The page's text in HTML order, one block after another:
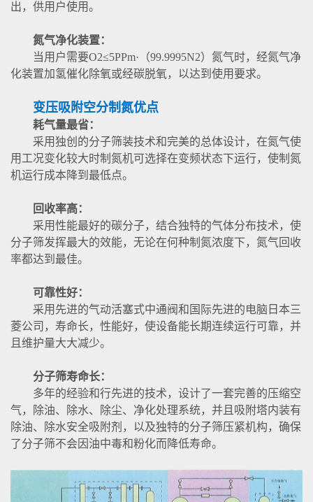
出，供用户使用。
氮气净化装置：
当用户需要O2≤5PPm·（99.9995N2）氮气时，经氮气净
化装置加氢催化除氧或经碳脱氧，以达到使用要求。
变压吸附空分制氮优点
耗气量最省：
采用独创的分子筛装技术和完美的总体设计，在氮气使
用工况变化较大时制氮机可选择在变频状态下运行，使制氮
机运行成本降到最低点。
回收率高：
采用性能最好的碳分子，结合独特的气体分布技术，使
分子筛发挥最大的效能，无论在何种制氮浓度下，氮气回收
率都达到最佳。
可靠性好：
采用先进的气动活塞式中通阀和国际先进的电脑日本三
菱公司，寿命长，性能好，使设备能长期连续运行可靠，并
且维护量大大减少。
分子筛寿命长：
多年的经验和行先进的技术，设计了一套完善的压缩空
气，除油、除水、除尘、净化处理系统，并且吸附塔内装有
除油、除水安全吸附剂，以及独特的分子筛压紧机构，确保
了分子筛不会因油中毒和粉化而降低寿命。